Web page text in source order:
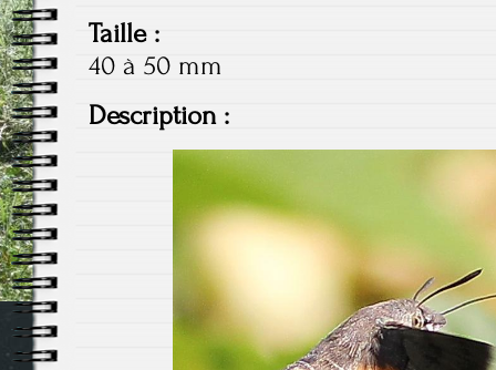
Taille :
40 à 50 mm
Description :